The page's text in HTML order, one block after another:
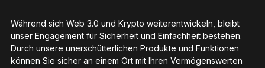
Hardware-Wallets
Paket-Angebote
Während sich Web 3.0 und Krypto weiterentwickeln, bleibt
unser Engagement für Sicherheit und Einfachheit bestehen.
Durch unsere unerschütterlichen Produkte und Funktionen
können Sie sicher an einem Ort mit Ihren Vermögenswerten